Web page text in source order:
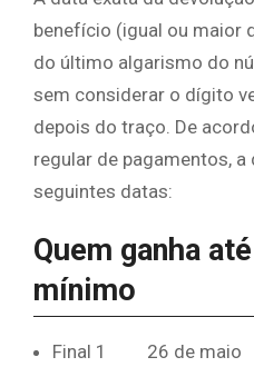
benefício (igual ou maior
do último algarismo do
sem considerar o dígito
depois do traço. De
regular de pagamentos,
seguintes datas:
Quem ganha
mínimo
Final 1 26 de maio